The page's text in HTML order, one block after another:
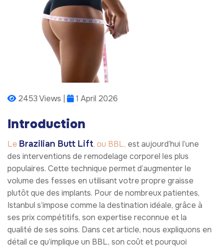
2453 Views | 1 April 2026
Introduction
Le Brazilian Butt Lift, ou BBL, est aujourd’hui l’une
des interventions de remodelage corporel les plus
populaires. Cette technique permet d’augmenter le
volume des fesses en utilisant votre propre graisse
plutôt que des implants. Pour de nombreux patientes,
Istanbul s’impose comme la destination idéale, grâce à
ses prix compétitifs, son expertise reconnue et la
qualité de ses soins. Dans cet article, nous expliquons en
détail ce qu’implique un BBL, son coût et pourquoi